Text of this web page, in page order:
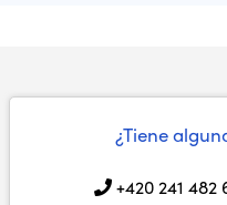
¿Tiene
+420 241 482